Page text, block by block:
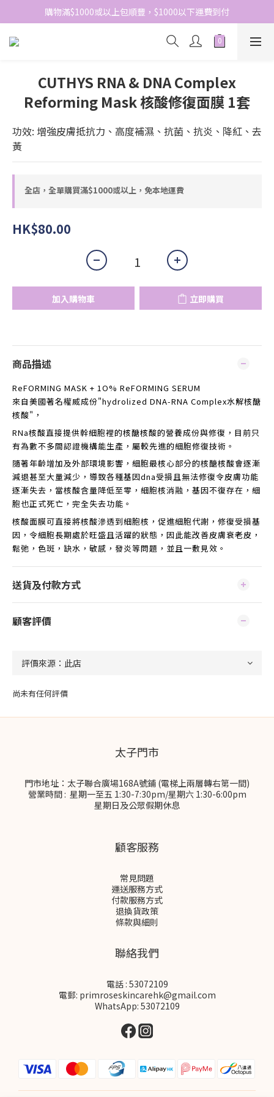
網站免費登記會員，會員優惠價於結帳時自動扣減
購物滿$1000或以上包順豐，$1000以下運費到付
網站免費登記會員，會員優惠價於結帳時自動扣減
CUTHYS RNA & DNA Complex
Reforming Mask 核酸修復面膜 1套
功效: 增強皮膚抵抗力、高度補濕、抗菌、抗炎、降紅、去
黃
全店，全單購買滿$1000或以上，免本地運費
HK$80.00
加入購物車 立即購買
商品描述
ReFORMING MASK + 1O% ReFORMING SERUM
來自美國著名權威成份"hydrolized DNA-RNA Complex水解核醣
核酸"，
RNa核酸直接提供幹細胞裡的核醣核酸的營養成份與修復，目前只
有為數不多間認證機構能生產，屬較先進的細胞修復技術。
隨著年齡增加及外部環境影響，細胞最核心部分的核醣核酸會逐漸
減退甚至大量減少，導致各種基因dna受損且無法修復令皮膚功能
逐漸失去，當核酸含量降低至零，細胞核消融，基因不復存在，細
胞也正式死亡，完全失去功能。
核酸面膜可直接將核酸滲透到細胞核，促進細胞代謝，修復受損基
因，令細胞長期處於旺盛且活躍的狀態，因此能改善皮膚衰老皮，
鬆弛，色斑，缺水，敏感，發炎等問題，並且一敷見效。
送貨及付款方式
顧客評價
尚未有任何評價
太子門市
門市地址：太子聯合廣場168A號鋪 (電梯上兩層轉右第一間)
營業時間 : 星期一至五 1:30-7:30pm/星期六 1:30-6:00pm
星期日及公眾假期休息
顧客服務
常見問題
運送服務方式
付款服務方式
退換貨政策
條款與細則
聯絡我們
電話 : 53072109
電郵: primroseskincarehk@gmail.com
WhatsApp: 53072109